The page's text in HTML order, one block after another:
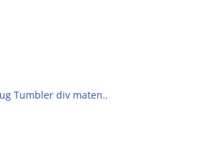
Tumbler div maten.,